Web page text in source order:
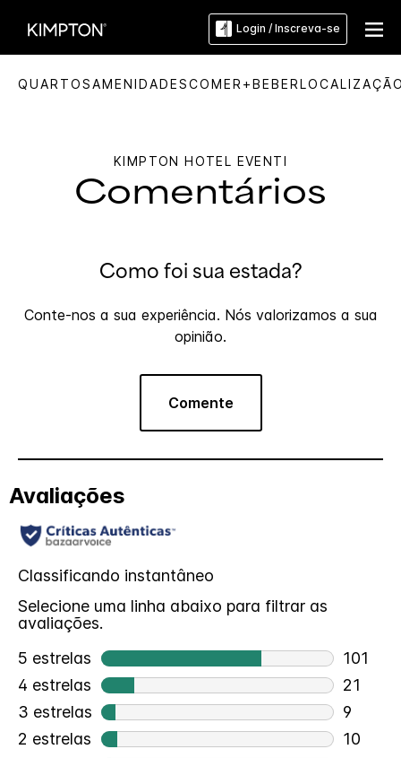
Login / Inscreva-se
QUARTOSAMENIDADESCOMER+BEBER
KIMPTON HOTEL EVENTI
Comentários
Como foi sua estada?
Conte-nos a sua experiência. Nós valorizamos a sua
opinião.
Comente